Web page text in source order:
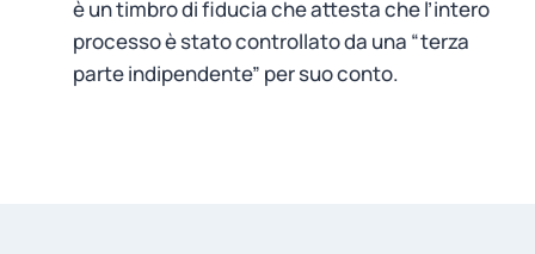
è un timbro di fiducia che attesta che l’intero
processo è stato controllato da una “terza
parte indipendente” per suo conto.